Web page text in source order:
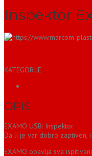
Inspektor
KATEGORIJE
OPIS
EXAMO USB: Inspektor.
Da li je var dobro zaptiven,
EXAMO obavlja sva